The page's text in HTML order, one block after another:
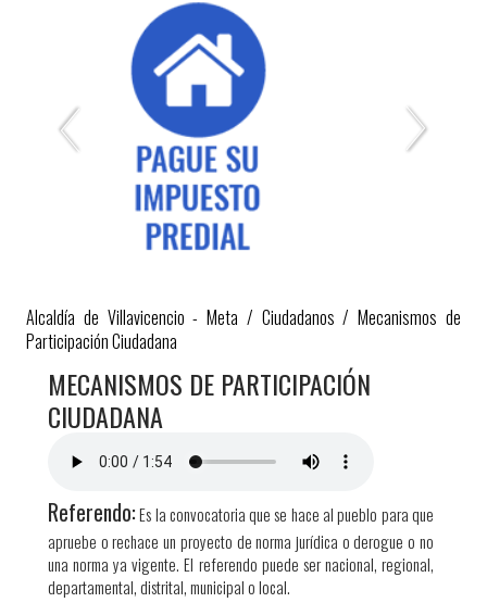
SIG Interno - Sistema Integrado de Gestión
SIG Externo - Sistema Integrado de Gestión
Inducción Docentes
Select Language
Administración del Sitio
Alcaldía de Villavicencio - Meta / Ciudadanos /Mecanismos de
Participación Ciudadana
​MECANISMOS DE PARTICIPACIÓN
CIUDADANA
Referendo:Es la convocatoria que se hace al pueblo para que
apruebe o rechace un proyecto de norma jurídica o derogue o no
una norma ya vigente. El referendo puede ser nacional, regional,
departamental, distrital, municipal o local.